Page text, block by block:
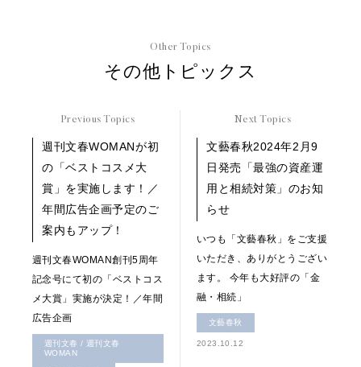
Other Topics
その他トピックス
Previous Topics
週刊文春WOMANが初
の「ベストコスメ大
賞」を実施します！／
年間広告企画予定のご
案内もアップ！
週刊文春WOMAN創刊5周年
記念号にて初の「ベストコス
メ大賞」実施が決定！／年間
広告企画
週刊文春 / 週刊文春
WOMAN
Next Topics
文藝春秋2024年2月9
日発売「最強の資産運
用と相続対策」のお知
らせ
いつも「文藝春秋」をご支援
いただき、ありがとうござい
ます。 今年も大好評の「金
融・相続」
文藝春秋
2023.10.12